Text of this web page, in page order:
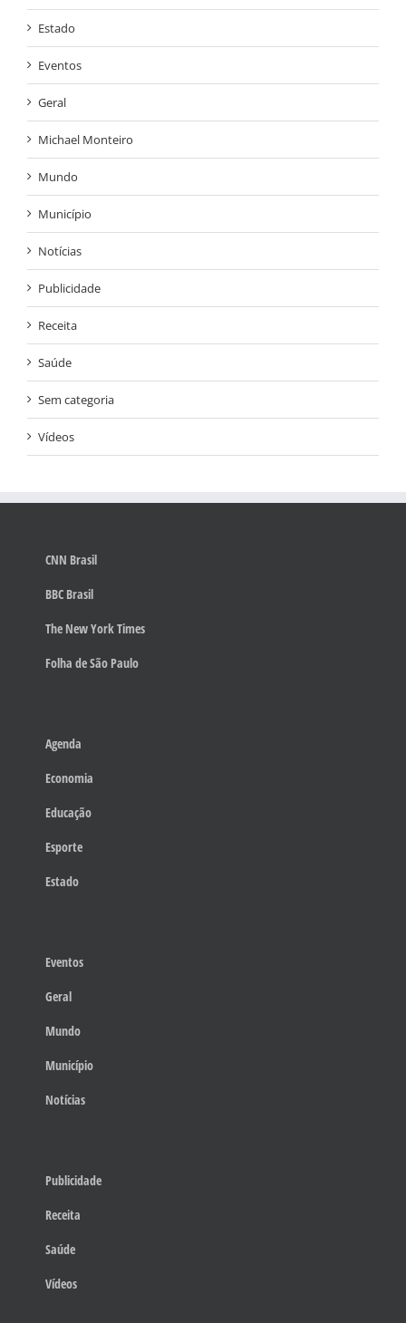
Estado
Eventos
Geral
Michael Monteiro
Mundo
Município
Notícias
Publicidade
Receita
Saúde
Sem categoria
Vídeos
CNN Brasil
BBC Brasil
The New York Times
Folha de São Paulo
Agenda
Economia
Educação
Esporte
Estado
Eventos
Geral
Mundo
Município
Notícias
Publicidade
Receita
Saúde
Vídeos